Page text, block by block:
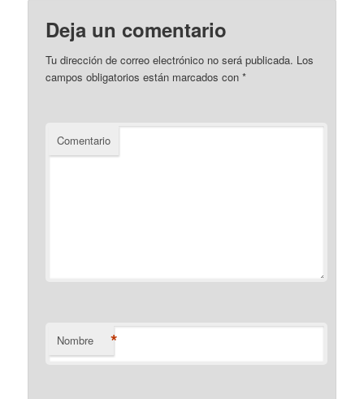
Deja un comentario
Tu dirección de correo electrónico no será publicada. Los
campos obligatorios están marcados con*
Comentario
Nombre *